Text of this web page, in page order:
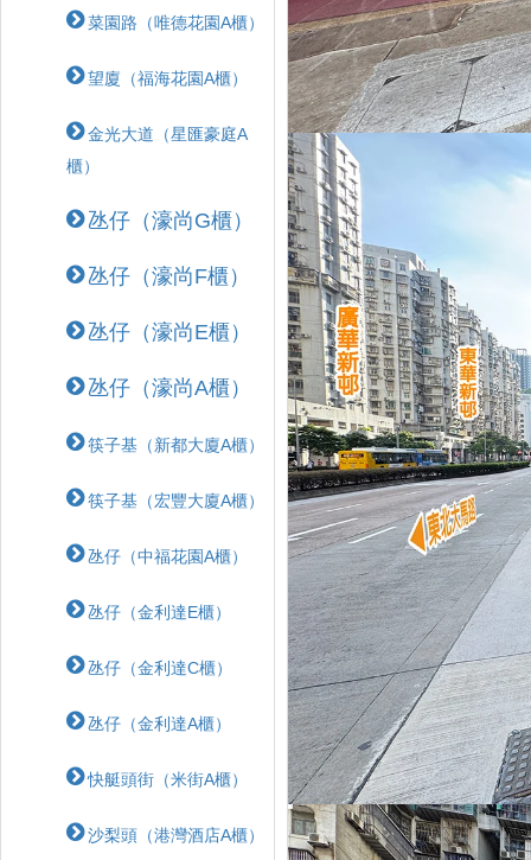
菜園路（唯德花園A櫃）
望廈（福海花園A櫃）
金光大道（星匯豪庭A
櫃）
氹仔（濠尚G櫃）
氹仔（濠尚F櫃）
氹仔（濠尚E櫃）
氹仔（濠尚A櫃）
筷子基（新都大廈A櫃）
筷子基（宏豐大廈A櫃）
氹仔（中福花園A櫃）
氹仔（金利達E櫃）
氹仔（金利達C櫃）
氹仔（金利達A櫃）
快艇頭街（米街A櫃）
沙梨頭（港灣酒店A櫃）